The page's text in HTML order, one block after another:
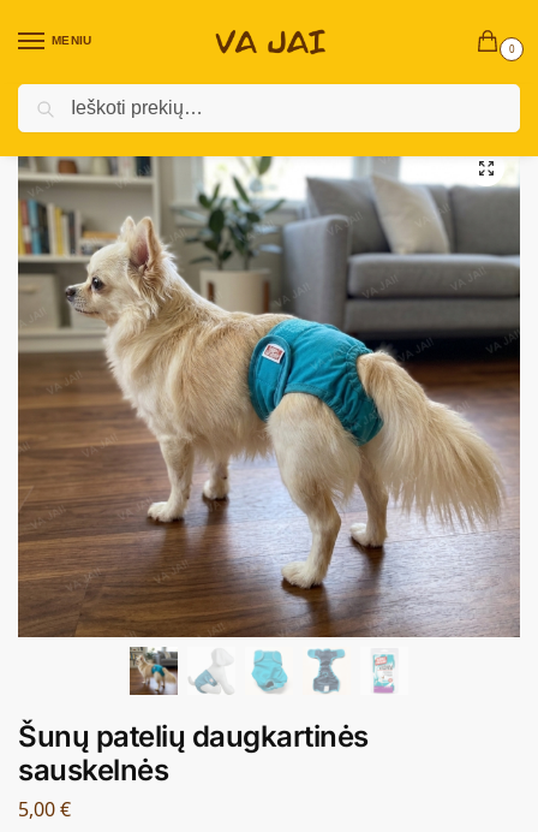
MENIU
0
Pradžia / Prekės augintiniams
Šunų patelių daugkartinės
sauskelnės
5,00€